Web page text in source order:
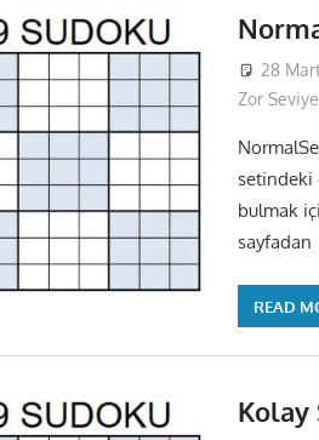
28
Zor Seviye
setindeki
bulmak
sayfadan
READ
Kolay